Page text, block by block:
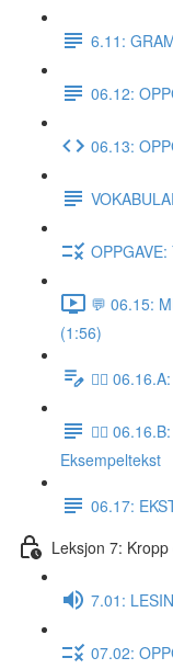
6.11:
06.12:
06.13:
💬 06.15:
(1:56)
✍🏼
✍🏼
Eksempeltekst
06.17:
Leksjon 7: Kropp
7.01:
07.02: